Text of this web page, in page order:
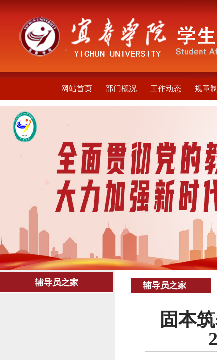
网站首页 部门概况 工作动态 规章
辅导员之家 辅导员之家
固本